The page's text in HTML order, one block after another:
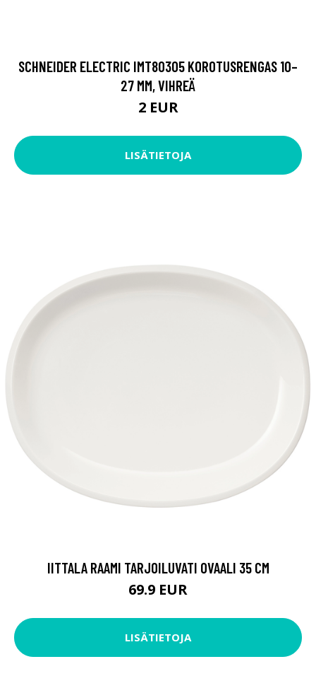
SCHNEIDER ELECTRIC IMT80305 KOROTUSRENGAS 10–
27 MM, VIHREÄ
2 EUR
LISÄTIETOJA
IITTALA RAAMI TARJOILUVATI OVAALI 35 CM
69.9 EUR
LISÄTIETOJA